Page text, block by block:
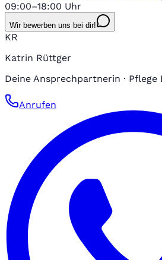
09:00–18:00 Uhr
Wir bewerben uns bei dir!
KR
Katrin Rüttger
Deine Ansprechpartnerin · Pflege
Anrufen